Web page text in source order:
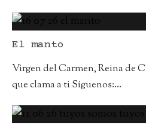
El manto
Virgen del Carmen, Reina de
que clama a ti Síguenos:...